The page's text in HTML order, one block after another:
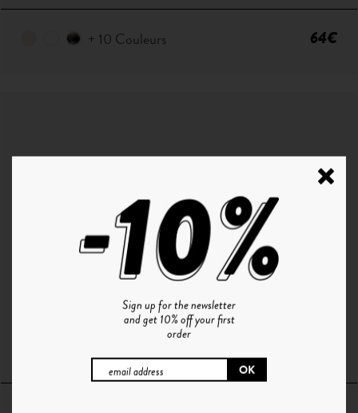
+ 10 Couleurs 64€
Sign up for the newsletter
and get 10% off your first
order